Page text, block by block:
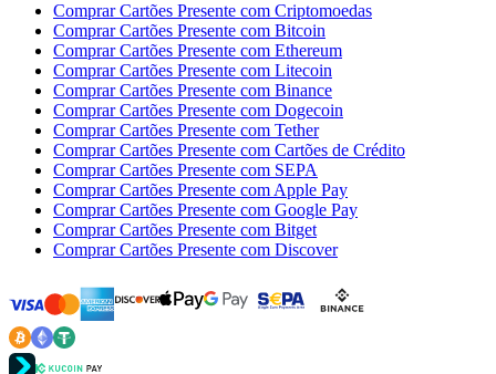
Comprar Cartões Presente com Criptomoedas
Comprar Cartões Presente com Bitcoin
Comprar Cartões Presente com Ethereum
Comprar Cartões Presente com Litecoin
Comprar Cartões Presente com Binance
Comprar Cartões Presente com Dogecoin
Comprar Cartões Presente com Tether
Comprar Cartões Presente com Cartões de Crédito
Comprar Cartões Presente com SEPA
Comprar Cartões Presente com Apple Pay
Comprar Cartões Presente com Google Pay
Comprar Cartões Presente com Bitget
Comprar Cartões Presente com Discover